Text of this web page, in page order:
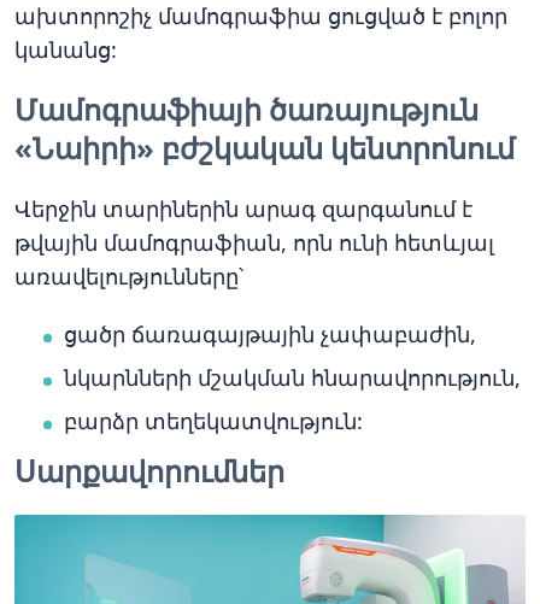
ախտորոշիչ մամոգրաֆիա ցուցված է բոլոր
կանանց:
Մամոգրաֆիայի ծառայություն
«Նաիրի» բժշկական կենտրոնում
Վերջին տարիներին արագ զարգանում է
թվային մամոգրաֆիան, որն ունի հետևյալ
առավելությունները՝
ցածր ճառագայթային չափաբաժին,
նկարնների մշակման հնարավորություն,
բարձր տեղեկատվություն:
Սարքավորումներ